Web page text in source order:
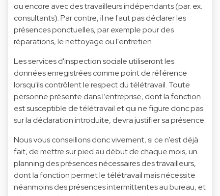
ou encore avec des travailleurs indépendants (par. ex.
consultants). Par contre, il ne faut pas déclarer les
présences ponctuelles, par exemple pour des
réparations, le nettoyage ou l'entretien.
Les services d'inspection sociale utiliseront les
données enregistrées comme point de référence
lorsqu'ils contrôlent le respect du télétravail. Toute
personne présente dans l’entreprise, dont la fonction
est susceptible de télétravail et qui ne figure donc pas
sur la déclaration introduite, devra justifier sa présence.
Nous vous conseillons donc vivement, si ce n’est déjà
fait, de mettre sur pied au début de chaque mois, un
planning des présences nécessaires des travailleurs,
dont la fonction permet le télétravail mais nécessite
néanmoins des présences intermittentes au bureau, et